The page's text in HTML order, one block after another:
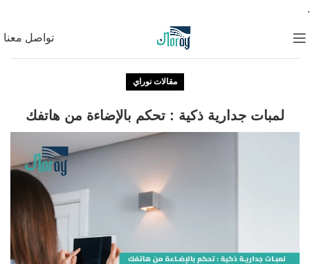
.
تواصل معنا
مقالات نوراي
لمبات جدارية ذكية : تحكم بالإضاءة من هاتفك